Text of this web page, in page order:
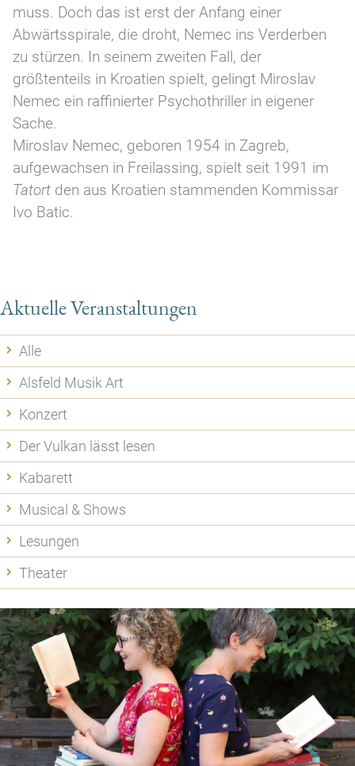
muss. Doch das ist erst der Anfang einer
Abwärtsspirale, die droht, Nemec ins Verderben
zu stürzen. In seinem zweiten Fall, der
größtenteils in Kroatien spielt, gelingt Miroslav
Nemec ein raffinierter Psychothriller in eigener
Sache.
Miroslav Nemec, geboren 1954 in Zagreb,
aufgewachsen in Freilassing, spielt seit 1991 im
Tatort den aus Kroatien stammenden Kommissar
Ivo Batic.
Aktuelle Veranstaltungen
Alle
Alsfeld Musik Art
Konzert
Der Vulkan lässt lesen
Kabarett
Musical & Shows
Lesungen
Theater